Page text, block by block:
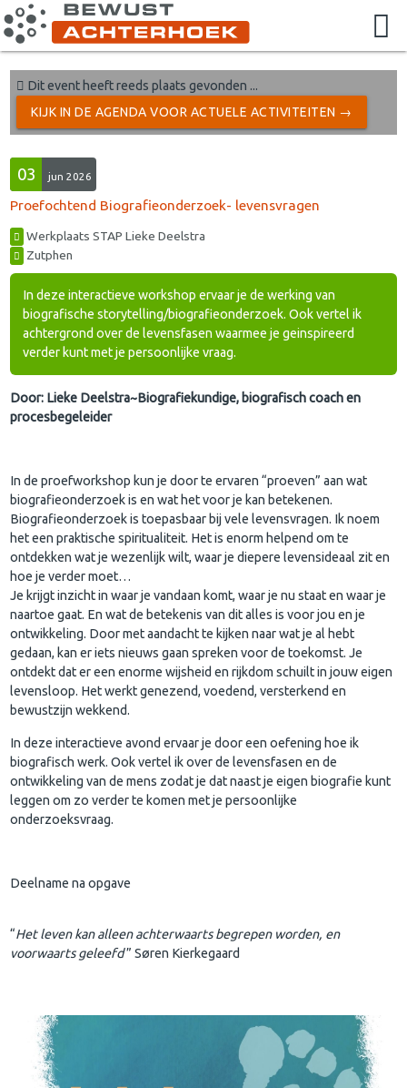
Dit event heeft reeds plaats gevonden ...
KIJK IN DE AGENDA VOOR ACTUELE ACTIVITEITEN →
03 jun 2026
Proefochtend Biografieonderzoek- levensvragen
Werkplaats STAP Lieke Deelstra
Zutphen
In deze interactieve workshop ervaar je de werking van
biografische storytelling/biografieonderzoek. Ook vertel ik
achtergrond over de levensfasen waarmee je geinspireerd
verder kunt met je persoonlijke vraag.
Door: Lieke Deelstra~Biografiekundige, biografisch coach en
procesbegeleider
In de proefworkshop kun je door te ervaren “proeven” aan wat
biografieonderzoek is en wat het voor je kan betekenen.
Biografieonderzoek is toepasbaar bij vele levensvragen. Ik noem
het een praktische spiritualiteit. Het is enorm helpend om te
ontdekken wat je wezenlijk wilt, waar je diepere levensideaal zit en
hoe je verder moet…
Je krijgt inzicht in waar je vandaan komt, waar je nu staat en waar je
naartoe gaat. En wat de betekenis van dit alles is voor jou en je
ontwikkeling. Door met aandacht te kijken naar wat je al hebt
gedaan, kan er iets nieuws gaan spreken voor de toekomst. Je
ontdekt dat er een enorme wijsheid en rijkdom schuilt in jouw eigen
levensloop. Het werkt genezend, voedend, versterkend en
bewustzijn wekkend.
In deze interactieve avond ervaar je door een oefening hoe ik
biografisch werk. Ook vertel ik over de levensfasen en de
ontwikkeling van de mens zodat je dat naast je eigen biografie kunt
leggen om zo verder te komen met je persoonlijke
onderzoeksvraag.
Deelname na opgave
“Het leven kan alleen achterwaarts begrepen worden, en
voorwaarts geleefd” Søren Kierkegaard